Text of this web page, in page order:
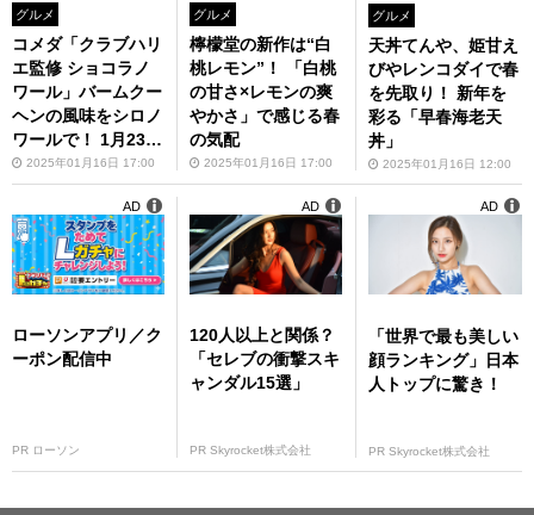
グルメ
コメダ「クラブハリ
エ監修 ショコラノ
ワール」バームクー
ヘンの風味をシロノ
ワールで！ 1月23日
発売2025年01月16日 17:00
グルメ
檸檬堂の新作は“白
桃レモン”！ 「白桃
の甘さ×レモンの爽
やかさ」で感じる春
の気配
2025年01月16日 17:00
グルメ
天丼てんや、姫甘え
びやレンコダイで春
を先取り！ 新年を
彩る「早春海老天
丼」
2025年01月16日 12:00
ローソンアプリ／ク
ーポン配信中
PR ローソン
AD
120人以上と関係？
「セレブの衝撃スキ
ャンダル15選」
PR Skyrocket株式会社
AD
「世界で最も美しい
顔ランキング」日本
人トップに驚き！
PR Skyrocket株式会社
AD